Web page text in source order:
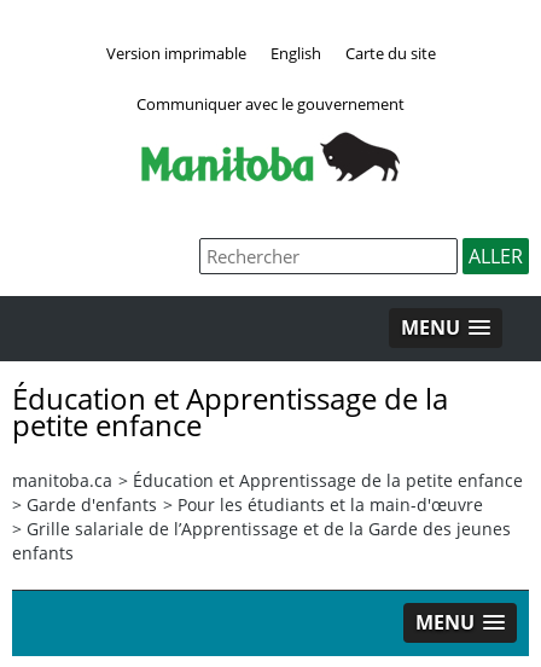
Version imprimable English Carte du site
Communiquer avec le gouvernement
MENU
Éducation et Apprentissage de la
petite enfance
manitoba.ca > Éducation et Apprentissage de la petite enfance
> Garde d'enfants > Pour les étudiants et la main-d'œuvre
> Grille salariale de l’Apprentissage et de la Garde des jeunes
enfants
MENU